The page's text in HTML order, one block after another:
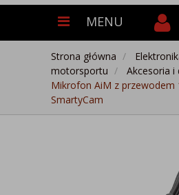
MENU
Strona główna
motorsportu
Akcesoria i
Mikrofon AiM z przewodem
SmartyCam